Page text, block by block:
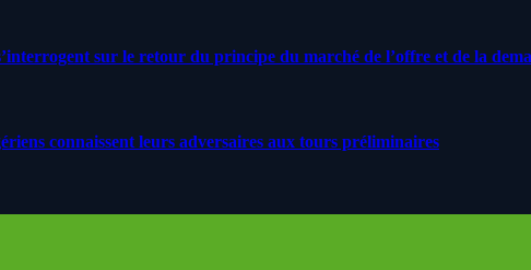
sur le retour du principe du marché de l’offre et de la
connaissent leurs adversaires aux tours préliminaires